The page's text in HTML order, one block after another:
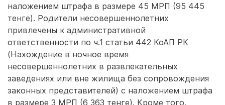
наложением штрафа в размере 45 МРП (95 445
тенге). Родители несовершеннолетних
привлечены к административной
ответственности по ч.1 статьи 442 КоАП РК
(Нахождение в ночное время
несовершеннолетних в развлекательных
заведениях или вне жилища без сопровождения
законных представителей) с наложением штрафа
в размере 3 МРП (6 363 тенге). Кроме того,